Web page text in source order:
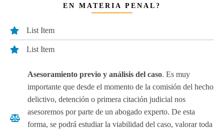
EN MATERIA PENAL?
List Item
List Item
Asesoramiento previo y análisis del caso. Es muy
importante que desde el momento de la comisión del hecho
delictivo, detención o primera citación judicial nos
asesoremos por parte de un abogado experto. De esta
forma, se podrá estudiar la viabilidad del caso, valorar toda